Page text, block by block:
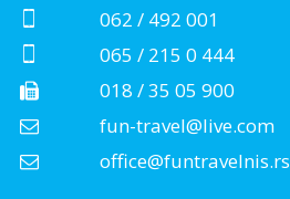
062 / 492 001
065 / 215 0 444
018 / 35 05 900
fun-travel@live.com
office@funtravelnis.rs